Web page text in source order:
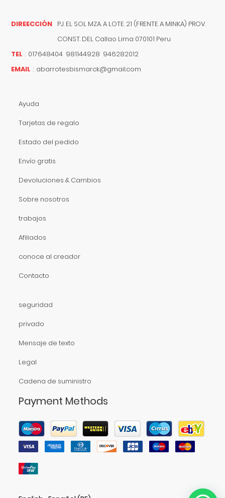
DIREECCIÓN PJ. EL SOL MZA. A LOTE. 21 (FRENTE A MINKA) PROV.
CONST. DEL Callao Lima 070101 Peru
TEL : 017648404 981144928 946282012
EMAIL : abarrotesbismarck@gmail.com
Ayuda
Tarjetas de regalo
Estado del pedido
Envío gratis
Devoluciones & Cambios
Sobre nosotros
trabajos
Afiliados
conoce al creador
Contacto
seguridad
privado
Mensaje de texto
Legal
Cadena de suministro
Payment Methods